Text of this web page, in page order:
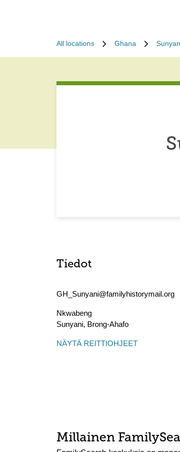
All locations Ghana
Tiedot
GH_Sunyani@familyhistorymail.org
Nkwabeng
Sunyani, Brong-Ahafo
NÄYTÄ REITTIOHJEET
Millainen